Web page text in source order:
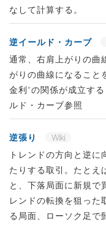
なして計算する。
逆イールド・カーブ
通常、右肩上がりの曲
がりの曲線になること
金利"の関係が成立す
ルド・カーブ参照
逆張り
Wiki
トレンドの方向と逆
たりする取引。たとえ
と、下落局面に新規で
レンドの転換を狙った
る局面、ローソク足で